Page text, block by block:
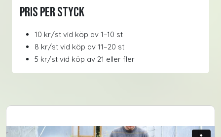
Pris per styck
10 kr/st vid köp av 1–10 st
8 kr/st vid köp av 11–20 st
5 kr/st vid köp av 21 eller fler